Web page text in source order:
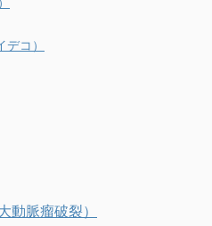
コ）
動脈瘤破裂）